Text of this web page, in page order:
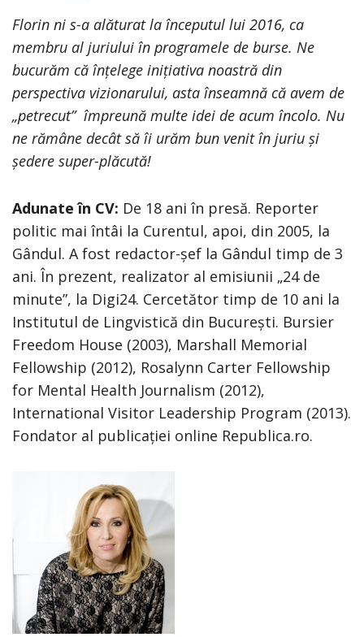
Florin ni s-a alăturat la începutul lui 2016, ca
membru al juriului în programele de burse. Ne
bucurăm că înțelege inițiativa noastră din
perspectiva vizionarului, asta înseamnă că avem de
„petrecut” împreună multe idei de acum încolo. Nu
ne rămâne decât să îi urăm bun venit în juriu și
ședere super-plăcută!
Adunate în CV: De 18 ani în presă. Reporter
politic mai întâi la Curentul, apoi, din 2005, la
Gândul. A fost redactor-șef la Gândul timp de 3
ani. În prezent, realizator al emisiunii „24 de
minute”, la Digi24. Cercetător timp de 10 ani la
Institutul de Lingvistică din București. Bursier
Freedom House (2003), Marshall Memorial
Fellowship (2012), Rosalynn Carter Fellowship
for Mental Health Journalism (2012),
International Visitor Leadership Program (2013).
Fondator al publicației online Republica.ro.